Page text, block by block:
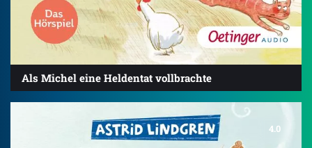
Als Michel eine Heldentat vollbrachte
4.0